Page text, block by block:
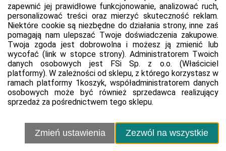
Zgłoś błąd lub naruszenie
Ustawienia cookie
Sprzedawca
Regulamin sprzedawcy
Polityka prywatności sprzedawcy
Kontakt